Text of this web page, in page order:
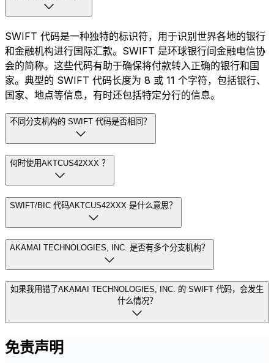
SWIFT 代码是一种独特的标识符，用于识别世界各地的银行
和金融机构进行国际汇款。SWIFT 是环球银行间金融电信协
会的简称。这些代码有助于确保将付款转入正确的银行和国
家。典型的 SWIFT 代码长度为 8 或 11 个字符，包括银行、
国家、地点等信息，有时还包括特定分行的信息。
不同分支机构的 SWIFT 代码是否相同？
何时使用AKTCUS42XXX ？
SWIFT/BIC 代码AKTCUS42XXX 是什么意思？
AKAMAI TECHNOLOGIES, INC. 是否有多个分支机构？
如果我用错了AKAMAI TECHNOLOGIES, INC. 的 SWIFT 代码，会发生
什么情况？
免责声明